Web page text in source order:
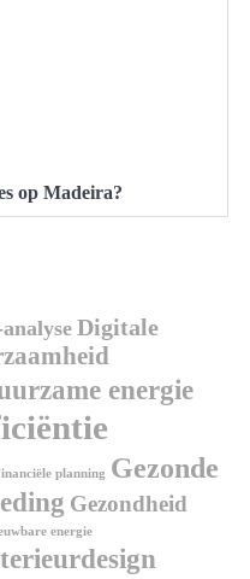
op Madeira?
Digitale
energie
planning Gezonde
Gezondheid
energie